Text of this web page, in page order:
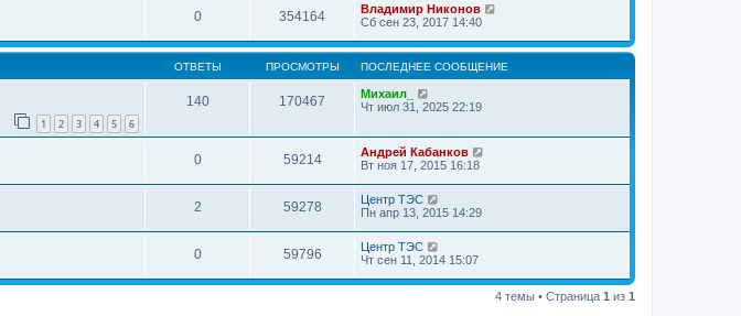
0 354164
Владимир Никонов
Сб сен 23, 2017 14:40
ОТВЕТЫ ПРОСМОТРЫ ПОСЛЕДНЕЕ СООБЩЕНИЕ
1 2 3 4 5 6
140 170467
Михаил_
Чт июл 31, 2025 22:19
0 59214
Андрей Кабанков
Вт ноя 17, 2015 16:18
2 59278
Центр ТЭС
Пн апр 13, 2015 14:29
0 59796
Центр ТЭС
Чт сен 11, 2014 15:07
4 темы • Страница 1 из 1